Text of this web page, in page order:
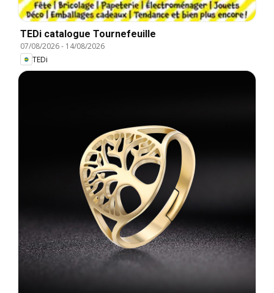
TEDi catalogue Tournefeuille
07/08/2026- 14/08/2026
TEDi